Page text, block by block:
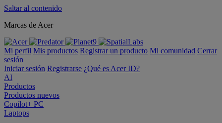
Saltar al contenido
Marcas de Acer
Mi perfil Mis productos Registrar un producto Mi comunidad Cerrar
sesión
Iniciar sesión Registrarse ¿Qué es Acer ID?
AI
Productos
Productos nuevos
Copilot+ PC
Laptops